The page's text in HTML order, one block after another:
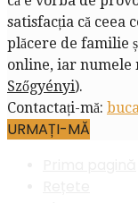
satisfacția că ceea
plăcere de familie
online, iar numele
Szőgyényi).
Contactați-mă:
URMAȚI-MĂ